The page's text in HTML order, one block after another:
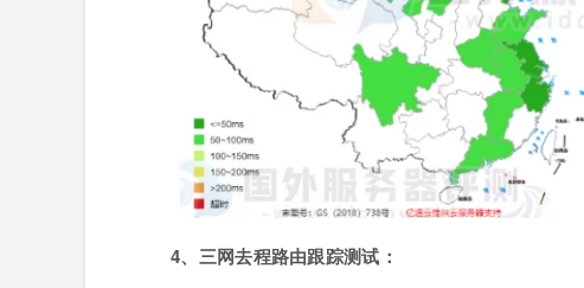
4、三网去程路由跟踪测试：